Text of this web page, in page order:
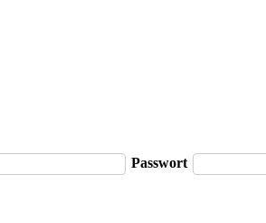
Passwort